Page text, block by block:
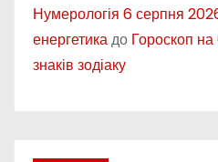
Нумерологія 6 серпня
енергетикадо Гороскоп
знаків зодіаку